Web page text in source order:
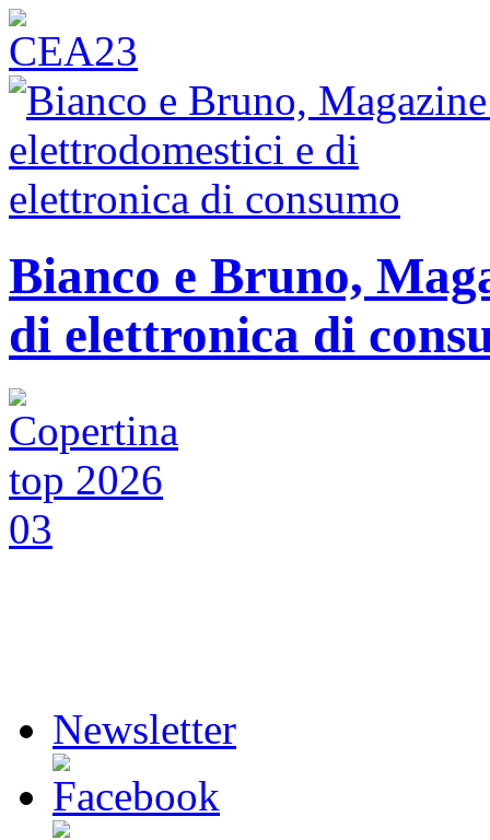
Bianco e Bruno,
di elettronica di
Newsletter